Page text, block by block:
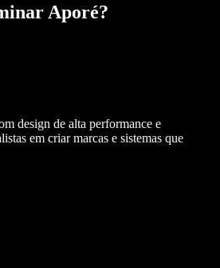
Aporé?
design de alta performance e
em criar marcas e sistemas que